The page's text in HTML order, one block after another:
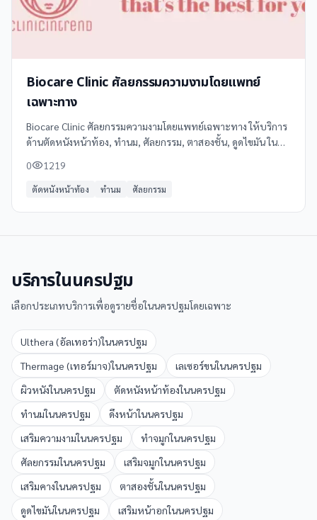
Biocare Clinic ศัลยกรรมความงามโดยแพทย์
เฉพาะทาง
Biocare Clinic ศัลยกรรมความงามโดยแพทย์เฉพาะทาง ให้บริการ
ด้านตัดหนังหน้าท้อง, ทำนม, ศัลยกรรม, ตาสองชั้น, ดูดไขมัน ใน
Clinicintrend
0 1219
ตัดหนังหน้าท้อง ทำนม ศัลยกรรม
บริการในนครปฐม
เลือกประเภทบริการเพื่อดูรายชื่อในนครปฐมโดยเฉพาะ
Ulthera (อัลเทอร่า)ในนครปฐม
Thermage (เทอร์มาจ)ในนครปฐม เลเซอร์ขนในนครปฐม
ผิวหนังในนครปฐม ตัดหนังหน้าท้องในนครปฐม
ทำนมในนครปฐม ดึงหน้าในนครปฐม
เสริมความงามในนครปฐม ทำจมูกในนครปฐม
ศัลยกรรมในนครปฐม เสริมจมูกในนครปฐม
เสริมคางในนครปฐม ตาสองชั้นในนครปฐม
ดูดไขมันในนครปฐม เสริมหน้าอกในนครปฐม